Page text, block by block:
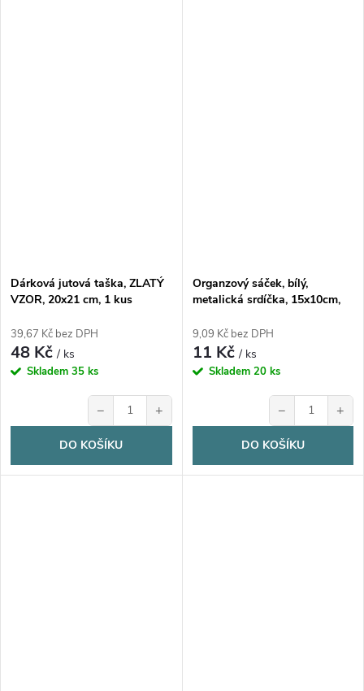
Dárková jutová taška, ZLATÝ
VZOR, 20x21 cm, 1 kus
39,67 Kč bez DPH
48 Kč/ ks
Skladem 35 ks
− +
DO KOŠÍKU
Organzový sáček, bílý,
metalická srdíčka, 15x10cm,
9,09 Kč bez DPH
11 Kč/ ks
Skladem 20 ks
− +
DO KOŠÍKU